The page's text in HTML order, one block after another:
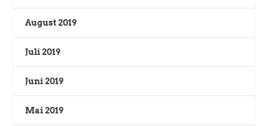
August 2019
Juli 2019
Juni 2019
Mai 2019